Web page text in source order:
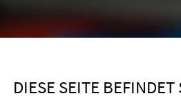
DIESE SEITE